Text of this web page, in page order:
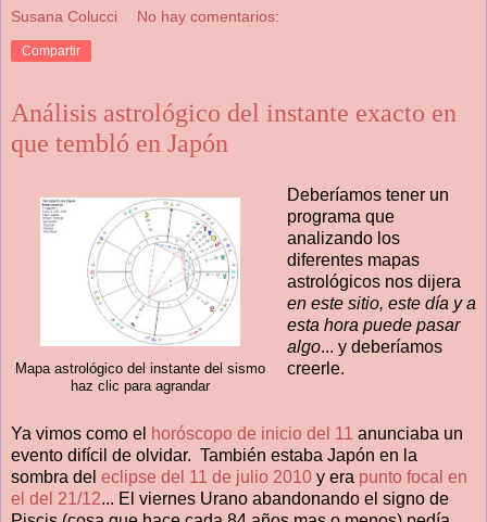
Susana Colucci No hay comentarios:
Compartir
Análisis astrológico del instante exacto en
que tembló en Japón
Mapa astrológico del instante del sismo
haz clic para agrandar
Deberíamos tener un
programa que
analizando los
diferentes mapas
astrológicos nos dijera
en este sitio, este día y a
esta hora puede pasar
algo... y deberíamos
creerle.
Ya vimos como el horóscopo de inicio del 11 anunciaba un
evento difícil de olvidar. También estaba Japón en la
sombra del eclipse del 11 de julio 2010 y era punto focal en
el del 21/12... El viernes Urano abandonando el signo de